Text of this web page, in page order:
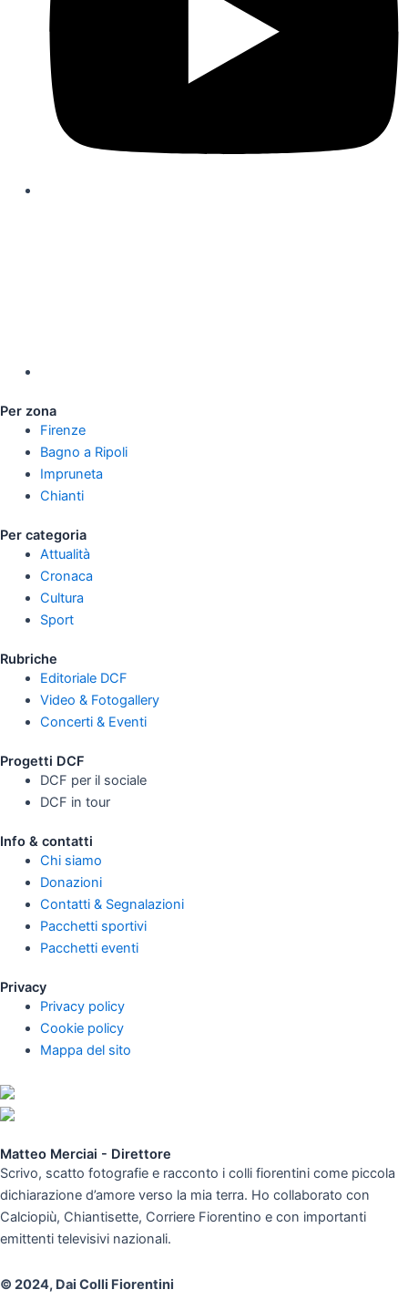
Per zona
Firenze
Bagno a Ripoli
Impruneta
Chianti
Per categoria
Attualità
Cronaca
Cultura
Sport
Rubriche
Editoriale DCF
Video & Fotogallery
Concerti & Eventi
Progetti DCF
DCF per il sociale
DCF in tour
Info & contatti
Chi siamo
Donazioni
Contatti & Segnalazioni
Pacchetti sportivi
Pacchetti eventi
Privacy
Privacy policy
Cookie policy
Mappa del sito
Matteo Merciai - Direttore
Scrivo, scatto fotografie e racconto i colli fiorentini come piccola
dichiarazione d’amore verso la mia terra. Ho collaborato con
Calciopiù, Chiantisette, Corriere Fiorentino e con importanti
emittenti televisivi nazionali.
© 2024, Dai Colli Fiorentini